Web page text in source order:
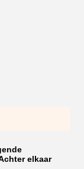
elkaar